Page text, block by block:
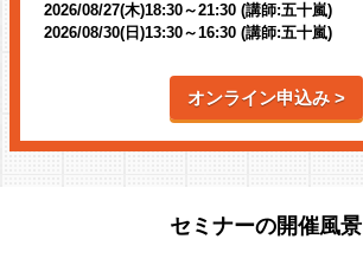
2026/08/27(木)18:30～21:30 (講師:五十嵐)
2026/08/30(日)13:30～16:30 (講師:五十嵐)
オンライン申込み >
セミナーの開催風景